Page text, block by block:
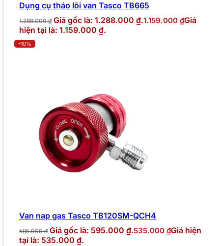
Dụng cụ tháo lõi van Tasco TB665
1.288.000₫ Giá gốc là: 1.288.000 ₫.1.159.000 ₫Giá
hiện tại là: 1.159.000 ₫.
-10%
Van nạp gas Tasco TB120SM-QCH4
595.000₫ Giá gốc là: 595.000 ₫.535.000 ₫Giá hiện
tại là: 535.000 ₫.